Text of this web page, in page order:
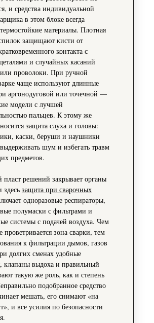
и средства индивидуальной
в этом блоке всегда
материалы. Плотная
защищают кисти от
контакта с
и случайных касаний
или проволоки. При ручной
чаще используют длинные
аргонодуговой или точечной —
модели с лучшей
пальцев. К этому же
защита слуха и головы:
каски, беруши и наушники
шум и избегать травм
предметов.
пласт решений закрывает органы
здесь защита при сварочных
одноразовые респираторы,
полумаски с фильтрами и
системы с подачей воздуха. Чем
зона сварки, тем
к фильтрации дымов, газов
долгих сменах удобные
клапаны выдоха и правильный
такую же роль, как и степень
подобранное средство
мешать, его снимают «на
и все усилия по безопасности